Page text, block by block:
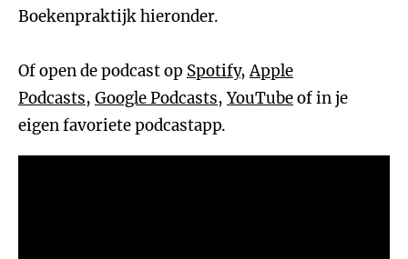
Boekenpraktijk hieronder.
Of open de podcast op Spotify,Apple
Podcasts, Google Podcasts,YouTubeof in je
eigen favoriete podcastapp.